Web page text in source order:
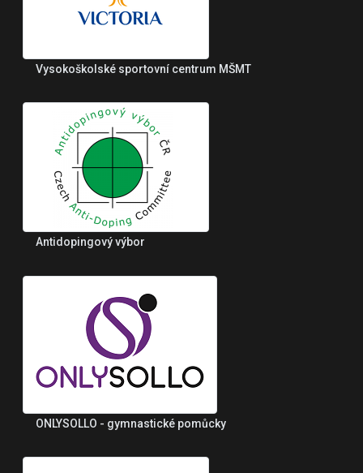
Vysokoškolské sportovní centrum MŠMT
Antidopingový výbor
ONLYSOLLO - gymnastické pomůcky